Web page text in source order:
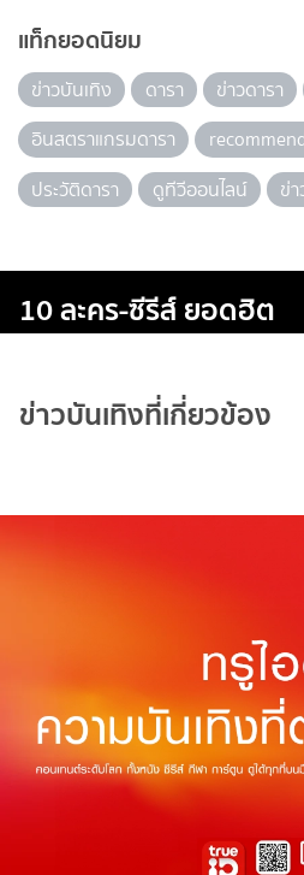
แท็กยอดนิยม
ข่าวบันเทิง ดารา ข่าวดารา
อินสตราแกรมดารา
ประวัติดารา
ดูทีวีออนไลน์ ข่
10 ละคร-ซีรีส์ ยอดฮิต
ข่าวบันเทิงที่เกี่ยวข้อง